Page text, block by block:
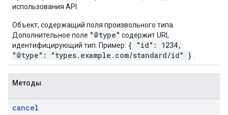
использования API.
Объект, содержащий поля произвольного типа.
Дополнительное поле "@type" содержит URI,
идентифицирующий тип. Пример: { "id": 1234,
"@type": "types.example.com/standard/id" }
Методы
cancel